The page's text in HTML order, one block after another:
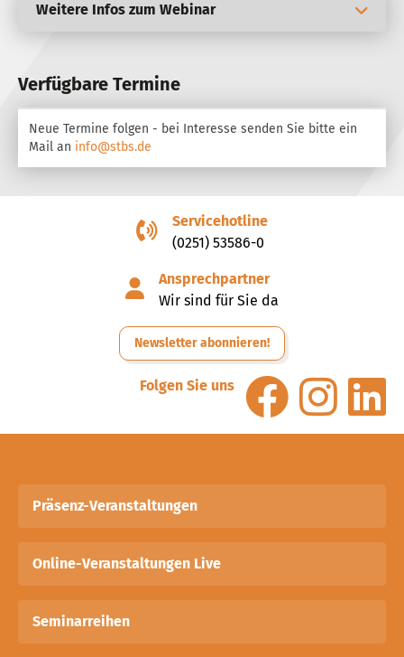
Weitere Infos zum Webinar
Verfügbare Termine
Neue Termine folgen - bei Interesse senden Sie bitte ein
Mail an info@stbs.de
Servicehotline
(0251) 53586-0
Ansprechpartner
Wir sind für Sie da
Newsletter abonnieren!
Folgen Sie uns
Präsenz-Veranstaltungen
Online-Veranstaltungen Live
Seminarreihen